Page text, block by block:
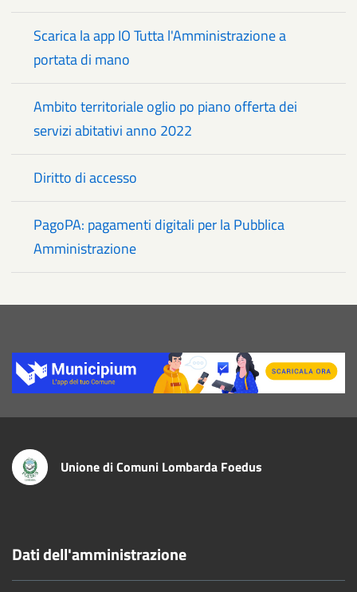
Scarica la app IO Tutta l'Amministrazione a
portata di mano
Ambito territoriale oglio po piano offerta dei
servizi abitativi anno 2022
Diritto di accesso
PagoPA: pagamenti digitali per la Pubblica
Amministrazione
Title
Unione di Comuni Lombarda Foedus
Dati dell'amministrazione